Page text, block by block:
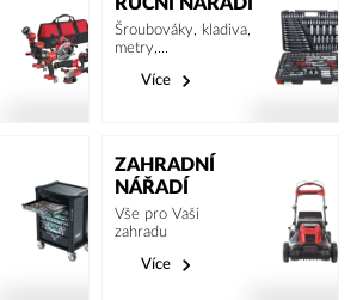
RUČNÍ NÁŘADÍ
Šroubováky, kladiva,
metry,...
Více
ZAHRADNÍ
NÁŘADÍ
Vše pro Vaši
zahradu
Více